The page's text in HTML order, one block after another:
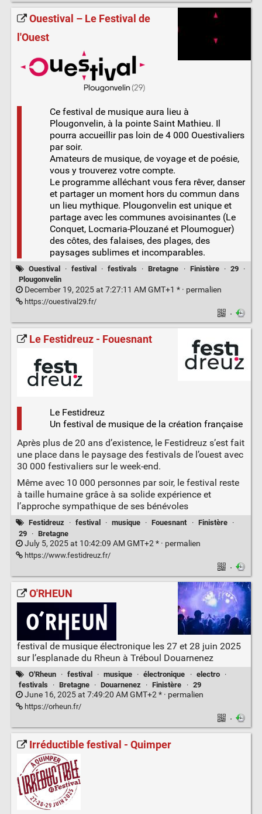
Ouestival – Le Festival de
l'Ouest
Ce festival de musique aura lieu à
Plougonvelin, à la pointe Saint Mathieu. Il
pourra accueillir pas loin de 4 000 Ouestivaliers
par soir.
Amateurs de musique, de voyage et de poésie,
vous y trouverez votre compte.
Le programme alléchant vous fera rêver, danser
et partager un moment hors du commun dans
un lieu mythique. Plougonvelin est unique et
partage avec les communes avoisinantes (Le
Conquet, Locmaria-Plouzané et Ploumoguer)
des côtes, des falaises, des plages, des
paysages sublimes et incomparables.
Ouestival · festival · festivals · Bretagne · Finistère · 29
·
Plougonvelin
December 19, 2025 at 7:27:11 AM GMT+1 * · permalien
https://ouestival29.fr/
·
Le Festidreuz - Fouesnant
Le Festidreuz
Un festival de musique de la création française
Après plus de 20 ans d’existence, le Festidreuz s’est fait
une place dans le paysage des festivals de l’ouest avec
30 000 festivaliers sur le week-end.
Même avec 10 000 personnes par soir, le festival reste
à taille humaine grâce à sa solide expérience et
l’approche sympathique de ses bénévoles
Festidreuz · festival · musique · Fouesnant · Finistère
·
29
· Bretagne
July 5, 2025 at 10:42:09 AM GMT+2 * · permalien
https://www.festidreuz.fr/
·
O'RHEUN
festival de musique électronique les 27 et 28 juin 2025
sur l’esplanade du Rheun à Tréboul Douarnenez
O'Rheun · festival · musique · électronique · electro
·
festivals
· Bretagne · Douarnenez · Finistère · 29
June 16, 2025 at 7:49:20 AM GMT+2 * · permalien
https://orheun.fr/
·
Irréductible festival - Quimper